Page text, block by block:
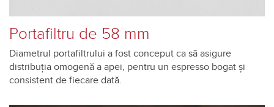
Portafiltru de 58 mm
Diametrul portafiltrului a fost conceput ca să asigure
distribuția omogenă a apei, pentru un espresso bogat și
consistent de fiecare dată.